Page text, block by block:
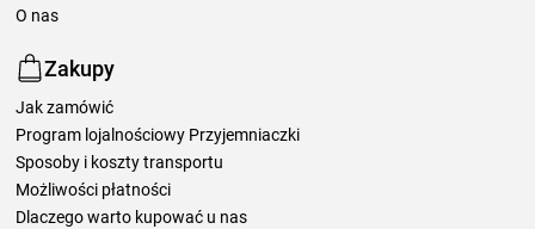
O nas
Zakupy
Jak zamówić
Program lojalnościowy Przyjemniaczki
Sposoby i koszty transportu
Możliwości płatności
Dlaczego warto kupować u nas